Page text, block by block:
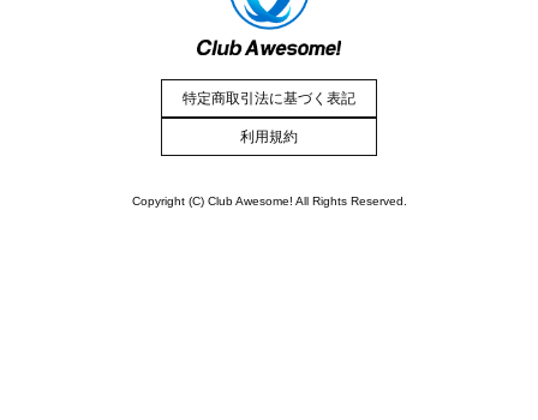
特定商取引法に基づく表記
利用規約
Copyright (C) Club Awesome! All Rights Reserved.